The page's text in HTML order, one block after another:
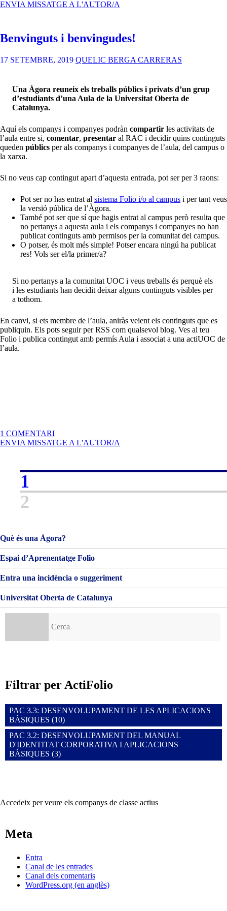
MANUAL
ENVIA MISSATGE A L'AUTOR/A
Benvinguts i benvingudes!
17 SETEMBRE, 2019 QUELIC BERGA CARRERAS
Una Àgora reuneix els treballs públics i privats d’un grup
d’estudiants d’una Aula de la Universitat Oberta de
Catalunya.
Aquí els companys i companyes podràn compartir les activitats de
l’aula entre si, comentar, presentar al RAC i decidir quins continguts
queden públics per als companys i companyes de l’aula, del campus o
la xarxa.
Si no veus cap contingut apart d’aquesta entrada, pot ser per 3 raons:
Pot ser no has entrat al sistema Folio i/o al campus i per tant veus
la versió pública de l’Àgora.
També pot ser que sí que hagis entrat al campus però resulta que
no pertanys a aquesta aula i els companys i companyes no han
publicat continguts amb permisos per la comunitat del campus.
O potser, és molt més simple! Potser encara ningú ha publicat
res! Vols ser el/la primer/a?
Si no pertanys a la comunitat UOC i veus treballs és perquè els
i les estudiants han decidit deixar alguns continguts visibles per
a tothom.
En canvi, si ets membre de l’aula, aniràs veient els continguts que es
publiquin. Els pots seguir per RSS com qualsevol blog. Ves al teu
Folio i publica contingut amb permís Aula i associat a una actiUOC de
l’aula.
1 COMENTARIA
BENVINGUTS
ENVIA MISSATGE A L'AUTOR/A
1
2
Què és una Àgora?
Espai d’Aprenentatge Folio
Entra una incidència o suggeriment
Universitat Oberta de Catalunya
Filtrar per ActiFolio
PAC 3.3: DESENVOLUPAMENT DE LES APLICACIONS
BÀSIQUES (10)
PAC 3.2: DESENVOLUPAMENT DEL MANUAL
D'IDENTITAT CORPORATIVA I APLICACIONS
BÀSIQUES (3)
Accedeix per veure els companys de classe actius
Meta
Entra
Canal de les entrades
Canal dels comentaris
WordPress.org (en anglès)